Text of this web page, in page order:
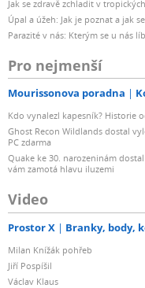
Jak se zdravě zchladit v
Úpal a úžeh: Jak je poznat a jak
Parazité v nás: Kterým se u nás
Pro nejmenší
Mourissonova poradna
Kdo vynalezl kapesník? Historie
Ghost Recon Wildlands dostal
PC zdarma
Quake ke 30. narozeninám
vám zamotá hlavu iluzemi
Video
Prostor X Branky, body,
Milan Knížák pohřeb
Jiří Pospíšil
Václav Klaus